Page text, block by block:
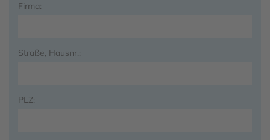
Firma:
Straße, Hausnr.:
PLZ: